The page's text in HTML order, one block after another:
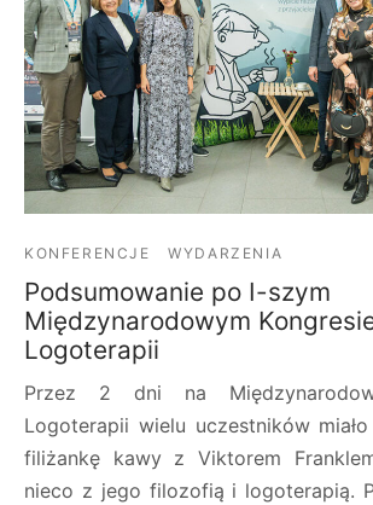
KONFERENCJE WYDARZENIA
Podsumowanie po I-szym
Międzynarodowym
Logoterapii
Przez 2 dni na
Logoterapii wielu uczestników
filiżankę kawy z Viktorem
nieco z jego filozofią i logoterapią.